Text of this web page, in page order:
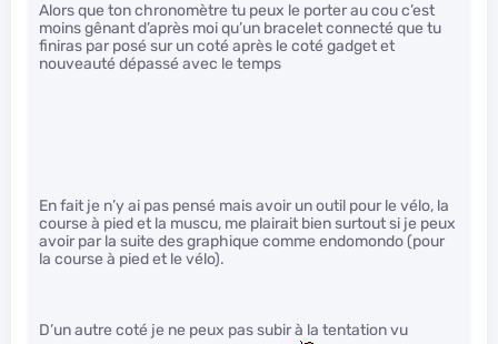
Alors que ton chronomètre tu peux le porter au cou c’est
moins gênant d’après moi qu’un bracelet connecté que tu
finiras par posé sur un coté après le coté gadget et
nouveauté dépassé avec le temps
En fait je n’y ai pas pensé mais avoir un outil pour le vélo, la
course à pied et la muscu, me plairait bien surtout si je peux
avoir par la suite des graphique comme endomondo (pour
la course à pied et le vélo).
D’un autre coté je ne peux pas subir à la tentation vu